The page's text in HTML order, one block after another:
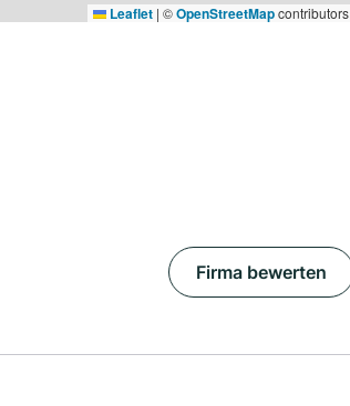
Leaflet | ©OpenStreetMapcontributors
Firma bewerten